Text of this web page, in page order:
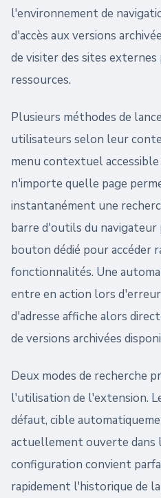
l'environnement de
d'accès aux versions
de visiter des sites
ressources.
Plusieurs méthodes de
utilisateurs selon leur
menu contextuel
n'importe quelle page
instantanément une
barre d'outils du
bouton dédié pour accéder
fonctionnalités. Une
entre en action lors
d'adresse affiche alors
de versions archivées
Deux modes de recherche
l'utilisation de l'extension.
défaut, cible
actuellement ouverte
configuration convient
rapidement l'historique de